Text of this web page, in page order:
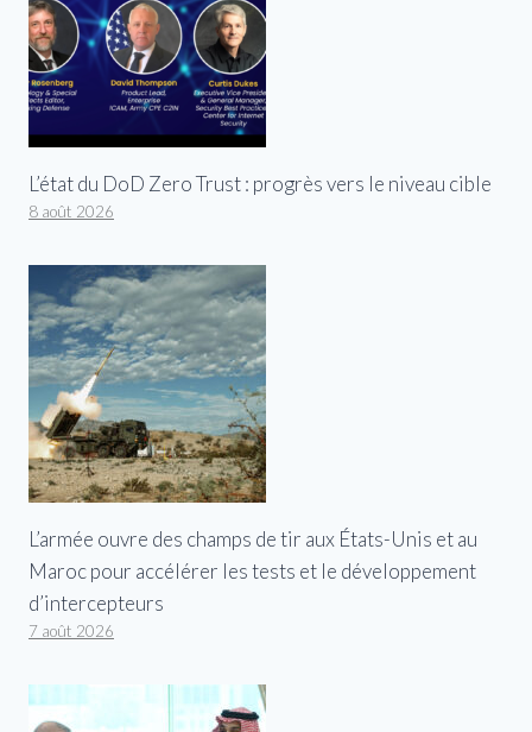
L’état du DoD Zero Trust : progrès vers le niveau cible
8 août 2026
L’armée ouvre des champs de tir aux États-Unis et au
Maroc pour accélérer les tests et le développement
d’intercepteurs
7 août 2026